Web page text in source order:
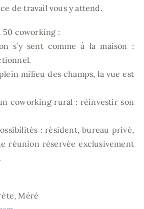
de travail vous y attend.
50 coworking :
s’y sent comme à la maison :
milieu des champs, la vue est
coworking rural : réinvestir son
: résident, bureau privé,
réunion réservée exclusivement
Méré